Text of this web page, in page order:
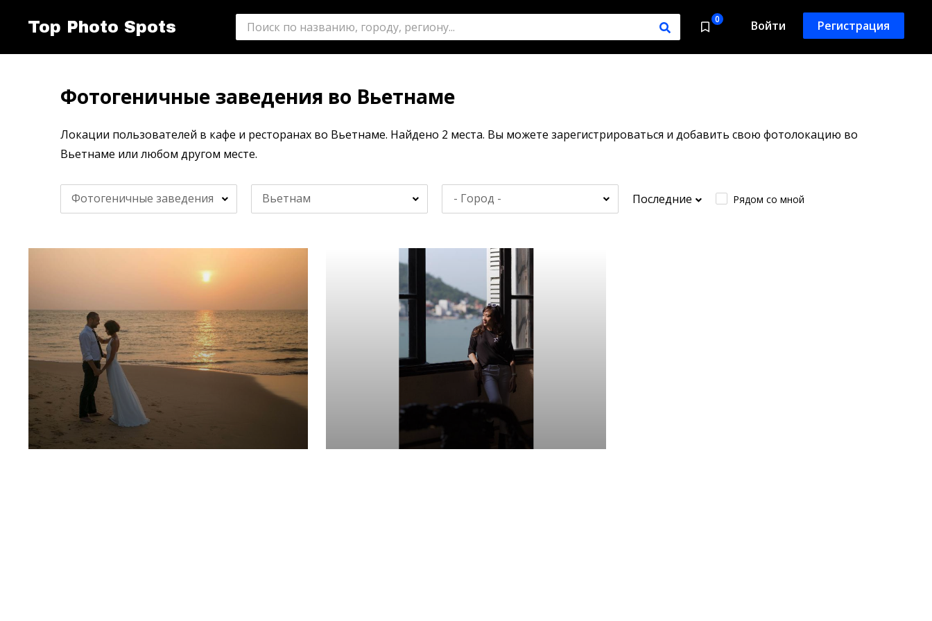
Top Photo Spots 0 Войти Регистрация
Фотогеничные заведения во Вьетнаме
Локации пользователей в кафе и ресторанах во Вьетнаме. Найдено 2 места. Вы можете зарегистрироваться и добавить свою фотолокацию во
Вьетнаме или любом другом месте.
Фотогеничные заведения Вьетнам Последние Рядом со мной